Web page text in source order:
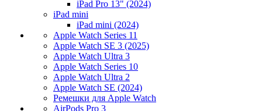
iPad Pro 13" (2024)
iPad mini
iPad mini (2024)
Apple Watch Series 11
Apple Watch SE 3 (2025)
Apple Watch Ultra 3
Apple Watch Series 10
Apple Watch Ultra 2
Apple Watch SE (2024)
Ремешки для Apple Watch
AirPods Pro 3